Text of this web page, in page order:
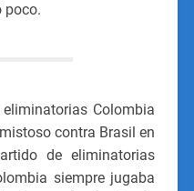
poco.
Colombia
contra Brasil en
de eliminatorias
siempre jugaba